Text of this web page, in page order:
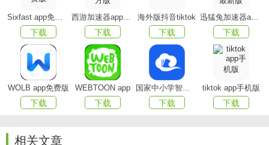
Sixfast app免费版
下载
西游加速器app官方版
下载
海外版抖音tiktok
下载
迅猛兔加速器app最新版
下载
WOLB app免费版
下载
WEBTOON app
下载
国家中小学智慧教育平台app(智慧中小学)
下载
tiktok app手机版
下载
相关文章